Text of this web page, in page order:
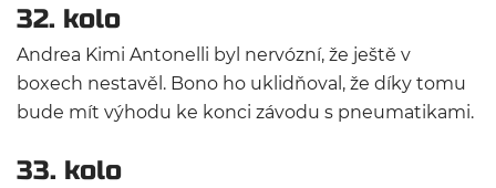
32. kolo
Andrea Kimi Antonelli byl nervózní, že ještě v
boxech nestavěl. Bono ho uklidňoval, že díky tomu
bude mít výhodu ke konci závodu s pneumatikami.
33. kolo